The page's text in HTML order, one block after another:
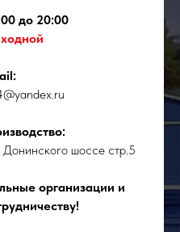
до 20:00
шоссе стр.5
организации и